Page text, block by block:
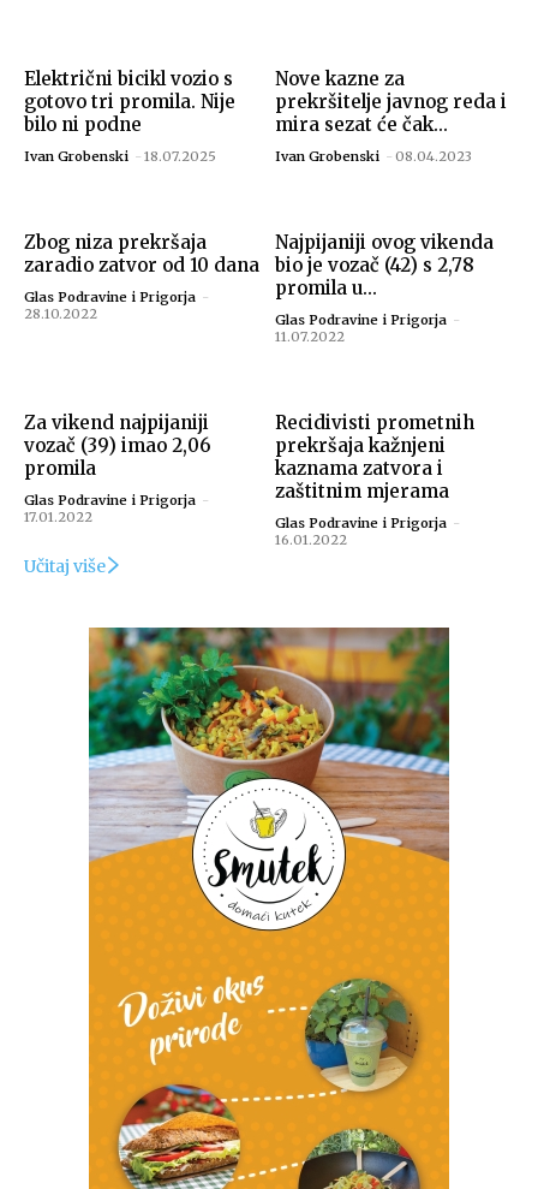
Električni bicikl vozio s
gotovo tri promila. Nije
bilo ni podne
Ivan Grobenski - 18.07.2025
Nove kazne za
prekršitelje javnog reda i
mira sezat će čak...
Ivan Grobenski - 08.04.2023
Zbog niza prekršaja
zaradio zatvor od 10 dana
Glas Podravine i Prigorja -
28.10.2022
Najpijaniji ovog vikenda
bio je vozač (42) s 2,78
promila u...
Glas Podravine i Prigorja -
11.07.2022
Za vikend najpijaniji
vozač (39) imao 2,06
promila
Glas Podravine i Prigorja -
17.01.2022
Recidivisti prometnih
prekršaja kažnjeni
kaznama zatvora i
zaštitnim mjerama
Glas Podravine i Prigorja -
16.01.2022
Učitaj više